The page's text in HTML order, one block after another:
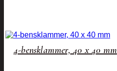
4-bensklammer, 40 x 40 mm